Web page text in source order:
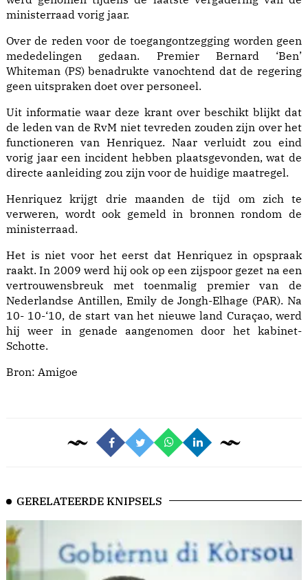
ministerraad vorig jaar.
Over de reden voor de toegangontzegging worden geen
mededelingen gedaan. Premier Bernard ‘Ben’
Whiteman (PS) benadrukte vanochtend dat de regering
geen uitspraken doet over personeel.
Uit informatie waar deze krant over beschikt blijkt dat
de leden van de RvM niet tevreden zouden zijn over het
functioneren van Henriquez. Naar verluidt zou eind
vorig jaar een incident hebben plaatsgevonden, wat de
directe aanleiding zou zijn voor de huidige maatregel.
Henriquez krijgt drie maanden de tijd om zich te
verweren, wordt ook gemeld in bronnen rondom de
ministerraad.
Het is niet voor het eerst dat Henriquez in opspraak
raakt. In 2009 werd hij ook op een zijspoor gezet na een
vertrouwensbreuk met toenmalig premier van de
Nederlandse Antillen, Emily de Jongh-Elhage (PAR). Na
10- 10-‘10, de start van het nieuwe land Curaçao, werd
hij weer in genade aangenomen door het kabinet-
Schotte.
Bron: Amigoe
GERELATEERDE KNIPSELS